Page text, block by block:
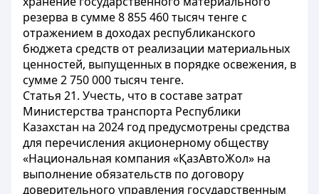
резерва в сумме 8 855 460 тысяч тенге с
отражением в доходах республиканского
бюджета средств от реализации материальных
ценностей, выпущенных в порядке освежения, в
сумме 2 750 000 тысяч тенге.
Статья 21. Учесть, что в составе затрат
Министерства транспорта Республики
Казахстан на 2024 год предусмотрены средства
для перечисления акционерному обществу
«Национальная компания «ҚазАвтоЖол» на
выполнение обязательств по договору
доверительного управления государственным